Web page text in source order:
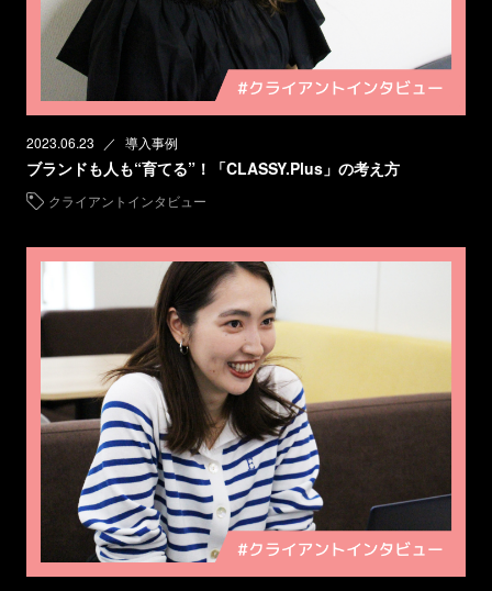
2023.06.23 導入事例
ブランドも人も“育てる”！「CLASSY.Plus」の考え方
クライアントインタビュー